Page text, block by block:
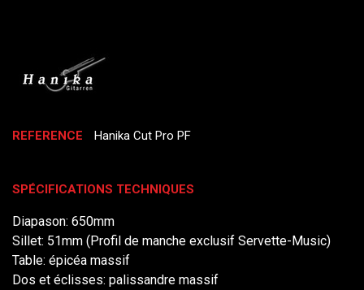
REFERENCE Hanika Cut Pro PF
SPÉCIFICATIONS TECHNIQUES
Diapason: 650mm
Sillet: 51mm (Profil de manche exclusif Servette-Music)
Table: épicéa massif
Dos et éclisses: palissandre massif